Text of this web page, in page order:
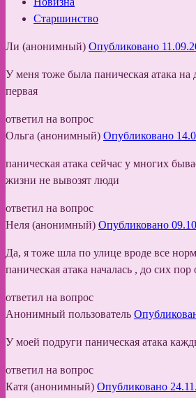
Старшинство
Ли (анонимный) Опубликовано
У меня тоже была паническая атака на
первая
ответил на вопрос
Ольга (анонимный) Опубликовано
паническая атака сейчас у многих
жизни не вывозят люди
ответил на вопрос
Неля (анонимный) Опубликовано
Да, я тоже шла по улице вроде все
паническая атака началась , до сих
ответил на вопрос
Анонимный пользователь
У моей подруги паническая атака
ответил на вопрос
Катя (анонимный) Опубликовано